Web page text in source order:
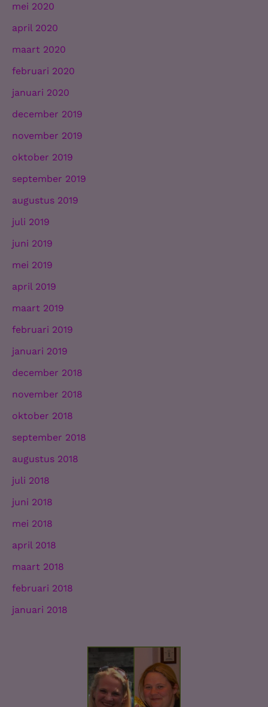
mei 2020
april 2020
maart 2020
februari 2020
januari 2020
december 2019
november 2019
oktober 2019
september 2019
augustus 2019
juli 2019
juni 2019
mei 2019
april 2019
maart 2019
februari 2019
januari 2019
december 2018
november 2018
oktober 2018
september 2018
augustus 2018
juli 2018
juni 2018
mei 2018
april 2018
maart 2018
februari 2018
januari 2018